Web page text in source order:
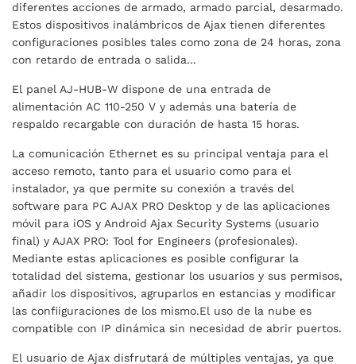
diferentes acciones de armado, armado parcial, desarmado.
Estos dispositivos inalámbricos de Ajax tienen diferentes
configuraciones posibles tales como zona de 24 horas, zona
con retardo de entrada o salida...
El panel AJ-HUB-W dispone de una entrada de
alimentación AC 110-250 V y además una batería de
respaldo recargable con duración de hasta 15 horas.
La comunicación Ethernet es su principal ventaja para el
acceso remoto, tanto para el usuario como para el
instalador, ya que permite su conexión a través del
software para PC AJAX PRO Desktop y de las aplicaciones
móvil para iOS y Android Ajax Security Systems (usuario
final) y AJAX PRO: Tool for Engineers (profesionales).
Mediante estas aplicaciones es posible configurar la
totalidad del sistema, gestionar los usuarios y sus permisos,
añadir los dispositivos, agruparlos en estancias y modificar
las confiiguraciones de los mismo.El uso de la nube es
compatible con IP dinámica sin necesidad de abrir puertos.
El usuario de Ajax disfrutará de múltiples ventajas, ya que